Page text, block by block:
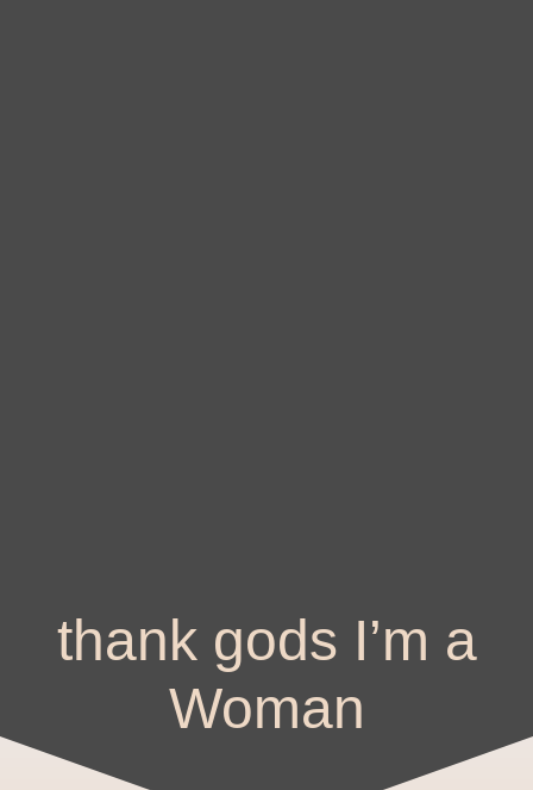
thank gods I’m a
Woman